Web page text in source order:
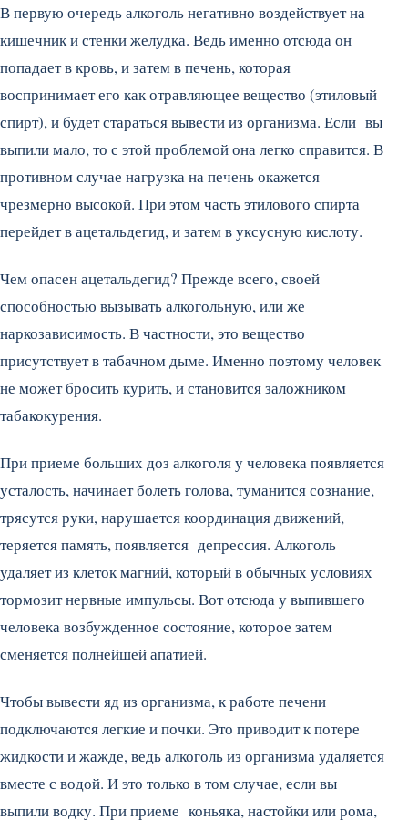
В первую очередь алкоголь негативно воздействует на
кишечник и стенки желудка. Ведь именно отсюда он
попадает в кровь, и затем в печень, которая
воспринимает его как отравляющее вещество (этиловый
спирт), и будет стараться вывести из организма. Если вы
выпили мало, то с этой проблемой она легко справится. В
противном случае нагрузка на печень окажется
чрезмерно высокой. При этом часть этилового спирта
перейдет в ацетальдегид, и затем в уксусную кислоту.
Чем опасен ацетальдегид? Прежде всего, своей
способностью вызывать алкогольную, или же
наркозависимость. В частности, это вещество
присутствует в табачном дыме. Именно поэтому человек
не может бросить курить, и становится заложником
табакокурения.
При приеме больших доз алкоголя у человека появляется
усталость, начинает болеть голова, туманится сознание,
трясутся руки, нарушается координация движений,
теряется память, появляется депрессия. Алкоголь
удаляет из клеток магний, который в обычных условиях
тормозит нервные импульсы. Вот отсюда у выпившего
человека возбужденное состояние, которое затем
сменяется полнейшей апатией.
Чтобы вывести яд из организма, к работе печени
подключаются легкие и почки. Это приводит к потере
жидкости и жажде, ведь алкоголь из организма удаляется
вместе с водой. И это только в том случае, если вы
выпили водку. При приеме коньяка, настойки или рома,